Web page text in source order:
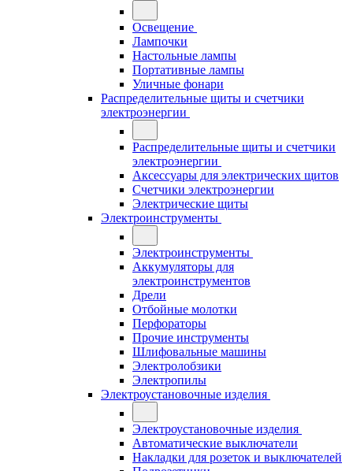
Освещение
Лампочки
Настольные лампы
Портативные лампы
Уличные фонари
Распределительные щиты и счетчики
электроэнергии
Распределительные щиты и счетчики
электроэнергии
Аксессуары для электрических щитов
Счетчики электроэнергии
Электрические щиты
Электроинструменты
Электроинструменты
Аккумуляторы для
электроинструментов
Дрели
Отбойные молотки
Перфораторы
Прочие инструменты
Шлифовальные машины
Электролобзики
Электропилы
Электроустановочные изделия
Электроустановочные изделия
Автоматические выключатели
Накладки для розеток и выключателей